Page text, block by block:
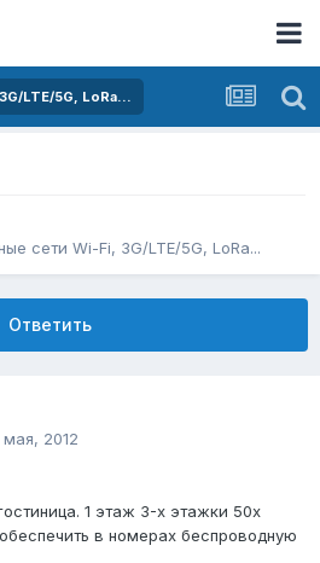
LTE/5G, LoRa...
сети Wi-Fi, 3G/LTE/5G, LoRa...
Ответить
мая, 2012
1 этаж 3-х этажки 50х
в номерах беспроводную